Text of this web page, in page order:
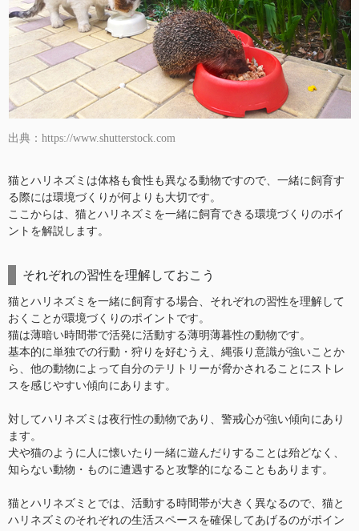
出典：https://www.shutterstock.com
猫とハリネズミは体格も食性も異なる動物ですので、一緒に飼育す
る際には環境づくりが何よりも大切です。
ここからは、猫とハリネズミを一緒に飼育できる環境づくりのポイ
ントを解説します。
それぞれの習性を理解しておこう
猫とハリネズミを一緒に飼育する場合、それぞれの習性を理解して
おくことが環境づくりのポイントです。
猫は薄暗い時間帯で活発に活動する薄明薄暮性の動物です。
基本的に単独での行動・狩りを好むうえ、縄張り意識が強いことか
ら、他の動物によって自分のテリトリーが脅かされることにストレ
スを感じやすい傾向にあります。
対してハリネズミは夜行性の動物であり、警戒心が強い傾向にあり
ます。
犬や猫のように人に懐いたり一緒に遊んだりすることは殆どなく、
知らない動物・ものに遭遇すると攻撃的になることもあります。
猫とハリネズミとでは、活動する時間帯が大きく異なるので、猫と
ハリネズミのそれぞれの生活スペースを確保してあげるのがポイン